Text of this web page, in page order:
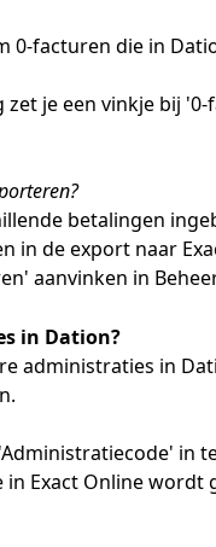
0-facturen die in
zet je een vinkje bij
betalingen
in de export naar
aanvinken in
in Dation?
administraties in
in
Exact Online wordt